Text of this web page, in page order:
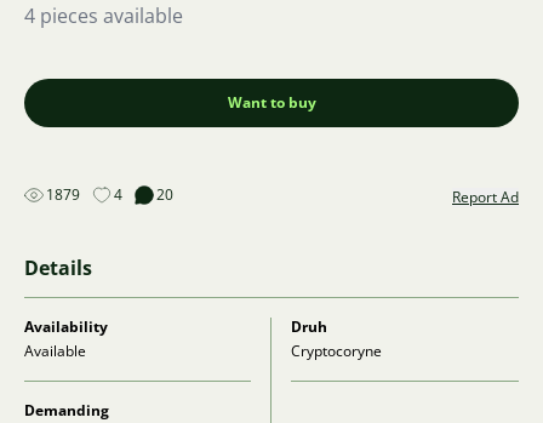
4 pieces available
Want to buy
1879 4 20 Report Ad
Details
Availability
Available
Druh
Cryptocoryne
Demanding